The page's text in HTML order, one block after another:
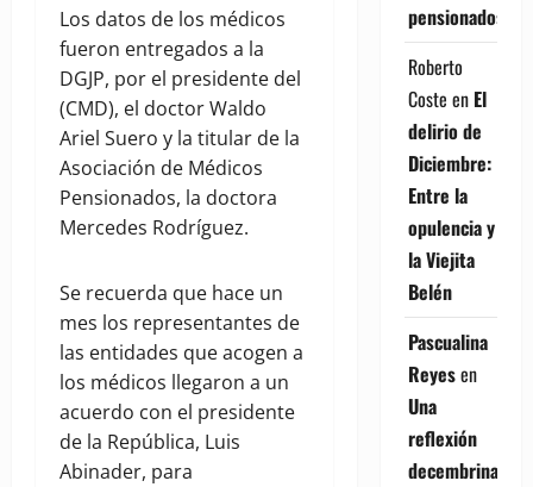
Los datos de los médicos
fueron entregados a la
DGJP, por el presidente del
(CMD), el doctor Waldo
Ariel Suero y la titular de la
Asociación de Médicos
Pensionados, la doctora
Mercedes Rodríguez.
Se recuerda que hace un
mes los representantes de
las entidades que acogen a
los médicos llegaron a un
acuerdo con el presidente
de la República, Luis
Abinader, para
pensionados
Roberto
Coste en El
delirio de
Diciembre:
Entre la
opulencia y
la Viejita
Belén
Pascualina
Reyesen
Una
reflexión
decembrina